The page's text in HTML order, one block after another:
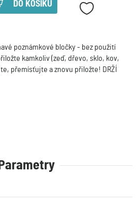
poznámkové bločky - bez použití
kamkoliv (zeď, dřevo, sklo, kov,
přemísťujte a znovu přiložte! DRŽÍ
Parametry